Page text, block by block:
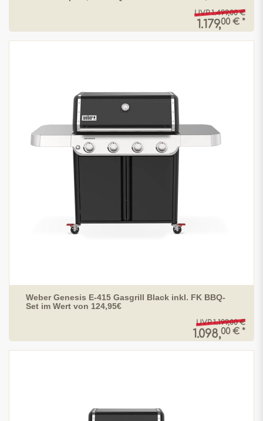
UVP 1.499,00 €
1.179,00 € *
Weber Genesis E-415 Gasgrill Black inkl. FK BBQ-
Set im Wert von 124,95€
UVP 1.199,00 €
1.098,00 € *